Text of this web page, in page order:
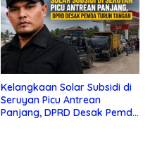
Kelangkaan Solar Subsidi di
Seruyan Picu Antrean
Panjang, DPRD Desak Pemda